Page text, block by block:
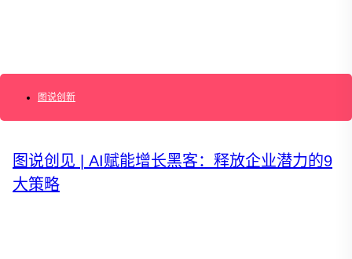
运营创新转型
搜索：
图说创新
图说创见 | AI赋能增长黑客：释放企业潜力的9
大策略